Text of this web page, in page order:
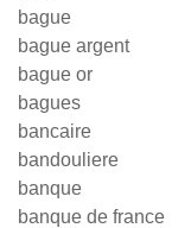
bague
bague argent
bague or
bagues
bancaire
bandouliere
banque
banque de france